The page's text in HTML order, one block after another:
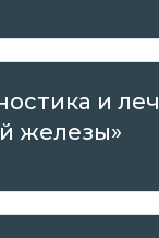
направляет
можете в
и
железы»